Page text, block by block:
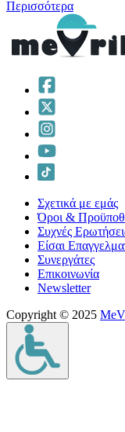
Περισσότερα
Σχετικά με εμάς
Όροι &
Συχνές
Είσαι
Συνεργάτες
Επικοινωνία
Νewsletter
Copyright © 2025